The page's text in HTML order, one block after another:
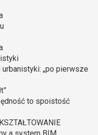
„po pierwsze
to spoistość
a system BIM